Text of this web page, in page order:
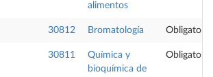
alimentos
30812 Bromatología Obligatoria
30811
Química y
bioquímica de
Obligatoria